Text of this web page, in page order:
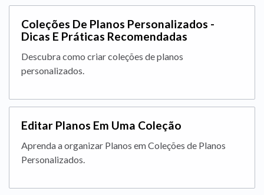
Coleções De Planos Personalizados -
Dicas E Práticas Recomendadas
Descubra como criar coleções de planos
personalizados.
Editar Planos Em Uma Coleção
Aprenda a organizar Planos em Coleções de Planos
Personalizados.